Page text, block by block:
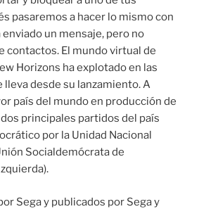
pasaremos a hacer lo mismo con
un mensaje, pero no
contactos. El mundo virtual de
Horizons ha explotado en las
lleva desde su lanzamiento. A
país del mundo en producción de
principales partidos del país
por la Unidad Nacional
Socialdemócrata de
Sega y publicados por Sega y